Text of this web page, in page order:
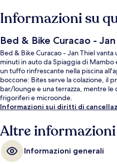
Informazioni su
Bed & Bike Curacao -
Bed & Bike Curacao - Jan Thiel vanta
minuti in auto da Spiaggia di
un tuffo rinfrescante nella piscina
boccone: Bites serve la colazione, il
bar/lounge e una terrazza, mentre le
frigoriferi e microonde.
Informazioni sui diritti di
Altre
Informazioni generali